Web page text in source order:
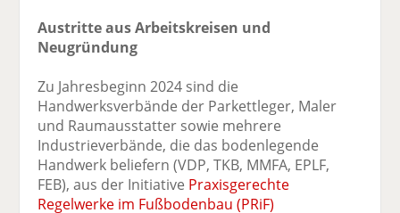
Austritte aus Arbeitskreisen und
Neugründung
Zu Jahresbeginn 2024 sind die
Handwerksverbände der Parkettleger, Maler
und Raumausstatter sowie mehrere
Industrieverbände, die das bodenlegende
Handwerk beliefern (VDP, TKB, MMFA, EPLF,
FEB), aus der Initiative Praxisgerechte
Regelwerke im Fußbodenbau (PRiF)